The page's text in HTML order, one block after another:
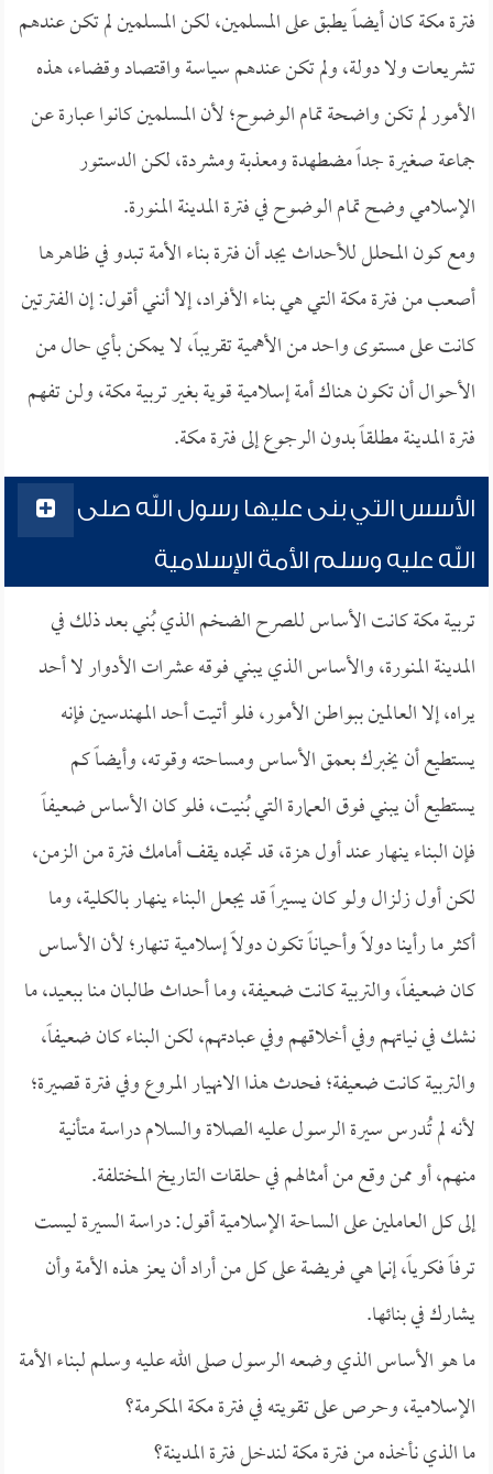
فترة مكة كان أيضاً يطبق على المسلمين، لكن المسلمين لم تكن عندهم
تشريعات ولا دولة، ولم تكن عندهم سياسة واقتصاد وقضاء، هذه
الأمور لم تكن واضحة تمام الوضوح؛ لأن المسلمين كانوا عبارة عن
جماعة صغيرة جداً مضطهدة ومعذبة ومشردة، لكن الدستور
الإسلامي وضح تمام الوضوح في فترة المدينة المنورة.
ومع كون المحلل للأحداث يجد أن فترة بناء الأمة تبدو في ظاهرها
أصعب من فترة مكة التي هي بناء الأفراد، إلا أنني أقول: إن الفترتين
كانت على مستوى واحد من الأهمية تقريباً، لا يمكن بأي حال من
الأحوال أن تكون هناك أمة إسلامية قوية بغير تربية مكة، ولن تفهم
فترة المدينة مطلقاً بدون الرجوع إلى فترة مكة.
الأسس التي بنى عليها رسول الله صلى
الله عليه وسلم الأمة الإسلامية
تربية مكة كانت الأساس للصرح الضخم الذي بُني بعد ذلك في
المدينة المنورة، والأساس الذي يبني فوقه عشرات الأدوار لا أحد
يراه، إلا العالمين ببواطن الأمور، فلو أتيت أحد المهندسين فإنه
يستطيع أن يخبرك بعمق الأساس ومساحته وقوته، وأيضاً كم
يستطيع أن يبني فوق العمارة التي بُنيت، فلو كان الأساس ضعيفاً
فإن البناء ينهار عند أول هزة، قد تجده يقف أمامك فترة من الزمن،
لكن أول زلزال ولو كان يسيراً قد يجعل البناء ينهار بالكلية، وما
أكثر ما رأينا دولاً وأحياناً تكون دولاً إسلامية تنهار؛ لأن الأساس
كان ضعيفاً، والتربية كانت ضعيفة، وما أحداث طالبان منا ببعيد، ما
نشك في نياتهم وفي أخلاقهم وفي عبادتهم، لكن البناء كان ضعيفاً،
والتربية كانت ضعيفة؛ فحدث هذا الانهيار المروع وفي فترة قصيرة؛
لأنه لم تُدرس سيرة الرسول عليه الصلاة والسلام دراسة متأنية
منهم، أو ممن وقع من أمثالهم في حلقات التاريخ المختلفة.
إلى كل العاملين على الساحة الإسلامية أقول: دراسة السيرة ليست
ترفاً فكرياً، إنما هي فريضة على كل من أراد أن يعز هذه الأمة وأن
يشارك في بنائها.
ما هو الأساس الذي وضعه الرسول صلى الله عليه وسلم لبناء الأمة
الإسلامية، وحرص على تقويته في فترة مكة المكرمة؟
ما الذي نأخذه من فترة مكة لندخل فترة المدينة؟